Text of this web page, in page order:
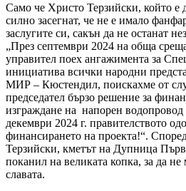
Само че Христо Терзийски, който е
силно засегнат, че не е имало
заслугите си, сакън да не останат
„През септември 2024 на обща
управител поех ангажимента за
инициатива всички народни
МИР – Кюстендил, поискахме от
председател бързо решение за
изграждане на напорен
декември 2024 г. правителството
финансирането на проекта!“.
Терзийски, кметът на Дупница
поканил на великата копка, за да
славата.